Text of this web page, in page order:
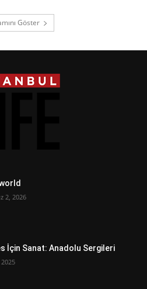
Göster
2, 2026
İçin Sanat: Anadolu Sergileri